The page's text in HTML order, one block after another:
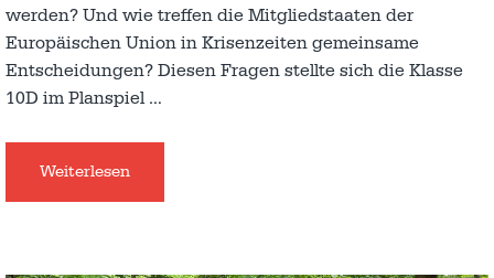
werden? Und wie treffen die Mitgliedstaaten der
Europäischen Union in Krisenzeiten gemeinsame
Entscheidungen? Diesen Fragen stellte sich die Klasse
10D im Planspiel …
Weiterlesen